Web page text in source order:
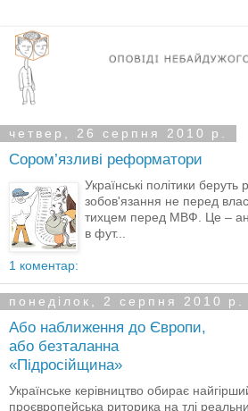
четвер, 26 серпня 2010 р.
Сором’язливі реформатори
Українські політики
зобов'язання не перед
тихцем перед МВФ. Це –
в фут...
1 коментар:
понеділок, 2 серпня 2010 р.
Або наближення до Європи,
або безталанна
«Підросійщина»
Українське керівництво обирає
проєвропейська риторика на тлі